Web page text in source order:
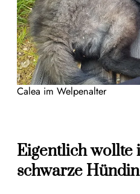
Calea im Welpenalter
Eigentlich wollte
schwarze